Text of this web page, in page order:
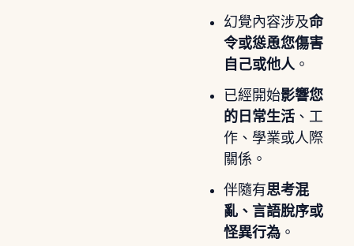
幻覺內容涉及命
令或慫恿您傷害
自己或他人。
已經開始影響您
的日常生活、工
作、學業或人際
關係。
伴隨有思考混
亂、言語脫序或
怪異行為。